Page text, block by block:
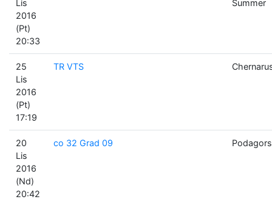
Lis
2016
(Pt)
20:33
Summer
25
Lis
2016
(Pt)
17:19
TR VTS
20
Lis
2016
(Nd)
20:42
co 32 Grad 09